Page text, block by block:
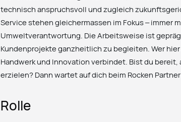
technisch anspruchsvoll und zugleich
Service stehen gleichermassen im Fokus – immer
Umweltverantwortung. Die Arbeitsweise ist
Kundenprojekte ganzheitlich zu begleiten. Wer
Handwerk und Innovation verbindet. Bist du
erzielen? Dann wartet auf dich beim Rocken
Rolle